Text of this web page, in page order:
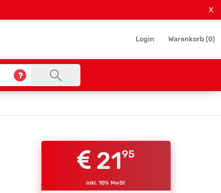
X
Login Warenkorb (0)
2195
inkl. 10% MwSt